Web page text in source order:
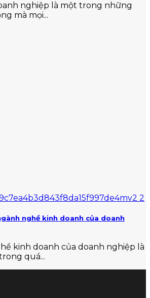
nghiệp là một trong những
mà mọi...
nghề kinh doanh của doanh
kinh doanh của doanh nghiệp là
quá...